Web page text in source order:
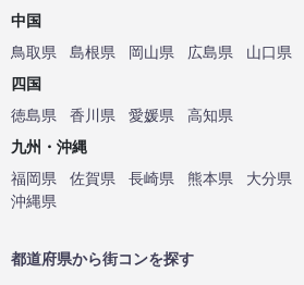
中国
鳥取県
島根県 岡山県 広島県
山口県
四国
徳島県
香川県 愛媛県
高知県
九州・沖縄
福岡県
佐賀県 長崎県 熊本県 大分県
沖縄県
都道府県から街コンを探す